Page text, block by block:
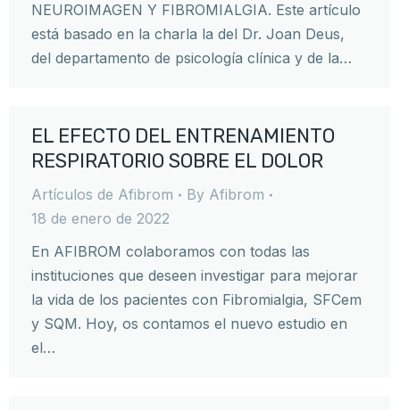
NEUROIMAGEN Y FIBROMIALGIA. Este artículo
está basado en la charla la del Dr. Joan Deus,
del departamento de psicología clínica y de la…
EL EFECTO DEL ENTRENAMIENTO
RESPIRATORIO SOBRE EL DOLOR
Artículos de Afibrom By Afibrom
18 de enero de 2022
En AFIBROM colaboramos con todas las
instituciones que deseen investigar para mejorar
la vida de los pacientes con Fibromialgia, SFCem
y SQM. Hoy, os contamos el nuevo estudio en
el…